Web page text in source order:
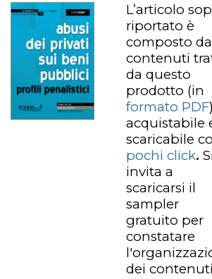
L’articolo
riportato è
composto da
contenuti
da questo
prodotto (in
formato PDF)
acquistabile
scaricabile
pochi click. Si
invita a
scaricarsi il
sampler
gratuito per
constatare
dei